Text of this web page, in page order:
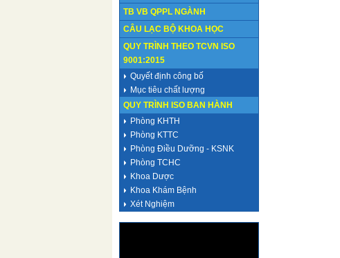
TB VB QPPL NGÀNH
CÂU LẠC BỘ KHOA HỌC
QUY TRÌNH THEO TCVN ISO
9001:2015
Quyết định công bố
Mục tiêu chất lượng
QUY TRÌNH ISO BAN HÀNH
Phòng KHTH
Phòng KTTC
Phòng Điều Dưỡng - KSNK
Phòng TCHC
Khoa Dược
Khoa Khám Bệnh
Xét Nghiệm